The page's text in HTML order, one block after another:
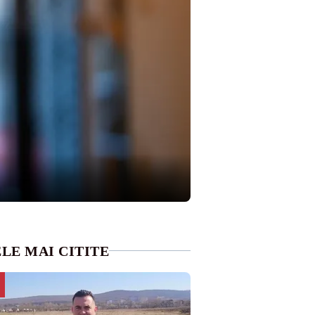
MAI CITITE